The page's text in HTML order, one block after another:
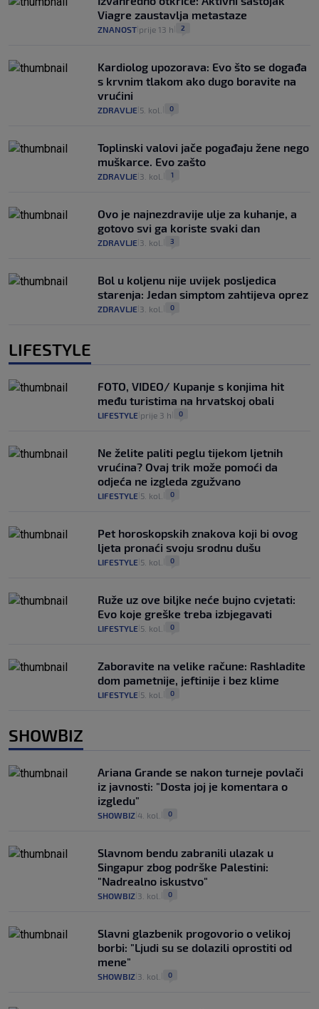
Viagre zaustavlja metastaze
ZNANOST prije 13 h 2
Kardiolog upozorava: Evo što se događa
s krvnim tlakom ako dugo boravite na
vrućini
ZDRAVLJE 5. kol. 0
Toplinski valovi jače pogađaju žene nego
muškarce. Evo zašto
ZDRAVLJE 3. kol. 1
Ovo je najnezdravije ulje za kuhanje, a
gotovo svi ga koriste svaki dan
ZDRAVLJE 3. kol. 3
Bol u koljenu nije uvijek posljedica
starenja: Jedan simptom zahtijeva oprez
ZDRAVLJE 3. kol. 0
LIFESTYLE
FOTO, VIDEO/ Kupanje s konjima hit
među turistima na hrvatskoj obali
LIFESTYLE prije 3 h 0
Ne želite paliti peglu tijekom ljetnih
vrućina? Ovaj trik može pomoći da
odjeća ne izgleda zgužvano
LIFESTYLE 5. kol. 0
Pet horoskopskih znakova koji bi ovog
ljeta pronaći svoju srodnu dušu
LIFESTYLE 5. kol. 0
Ruže uz ove biljke neće bujno cvjetati:
Evo koje greške treba izbjegavati
LIFESTYLE 5. kol. 0
Zaboravite na velike račune: Rashladite
dom pametnije, jeftinije i bez klime
LIFESTYLE 5. kol. 0
SHOWBIZ
Ariana Grande se nakon turneje povlači
iz javnosti: "Dosta joj je komentara o
izgledu"
SHOWBIZ 4. kol. 0
Slavnom bendu zabranili ulazak u
Singapur zbog podrške Palestini:
"Nadrealno iskustvo"
SHOWBIZ 3. kol. 0
Slavni glazbenik progovorio o velikoj
borbi: "Ljudi su se dolazili oprostiti od
mene"
SHOWBIZ 3. kol. 0